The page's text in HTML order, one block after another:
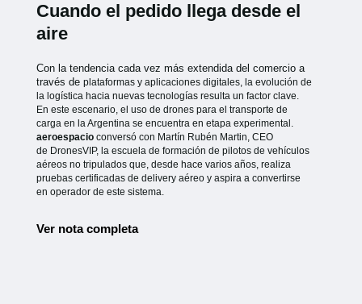
Cuando el pedido llega desde el
aire
Con la tendencia cada vez más extendida del comercio a
través de plataformas y aplicaciones digitales, la evolución de
la logística hacia nuevas tecnologías resulta un factor clave.
En este escenario, el uso de drones para el transporte de
carga en la Argentina se encuentra en etapa experimental.
aeroespacioconversó con Martín Rubén Martin, CEO
de DronesVIP, la escuela de formación de pilotos de vehículos
aéreos no tripulados que, desde hace varios años, realiza
pruebas certificadas de delivery aéreo y aspira a convertirse
en operador de este sistema.
Ver nota completa